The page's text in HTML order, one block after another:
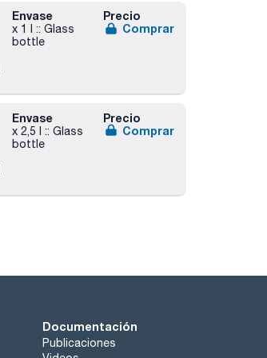
Envase
x 1 l :: Glass
bottle
Precio
Comprar
Envase
x 2,5 l :: Glass
bottle
Precio
Comprar
Documentación
Publicaciones